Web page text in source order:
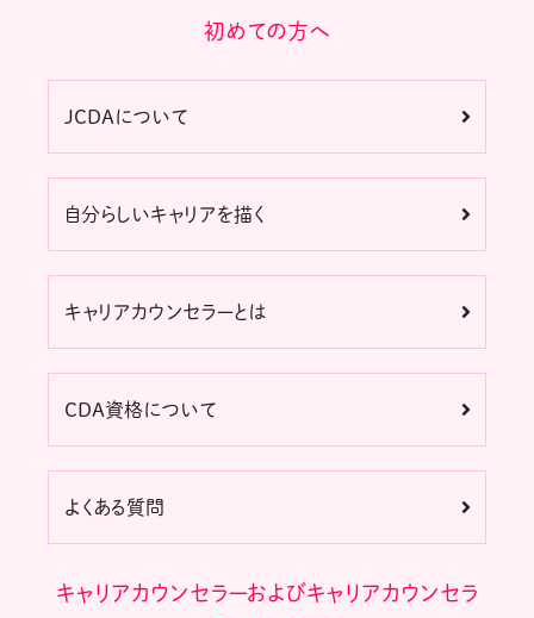
初めての方へ
JCDAについて
自分らしいキャリアを描く
キャリアカウンセラーとは
CDA資格について
よくある質問
キャリアカウンセラーおよびキャリアカウンセラ